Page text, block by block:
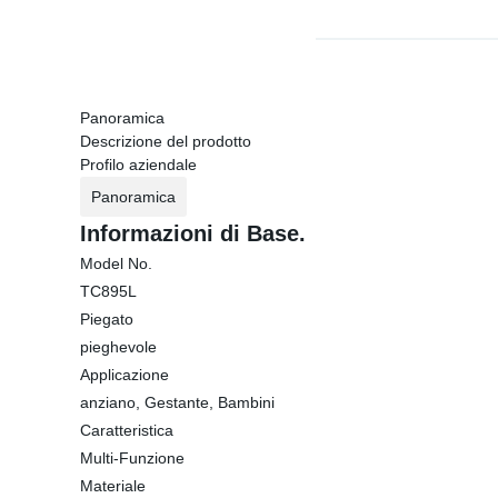
Panoramica
Descrizione del prodotto
Profilo aziendale
Panoramica
Informazioni di Base.
Model No.
TC895L
Piegato
pieghevole
Applicazione
anziano, Gestante, Bambini
Caratteristica
Multi-Funzione
Materiale